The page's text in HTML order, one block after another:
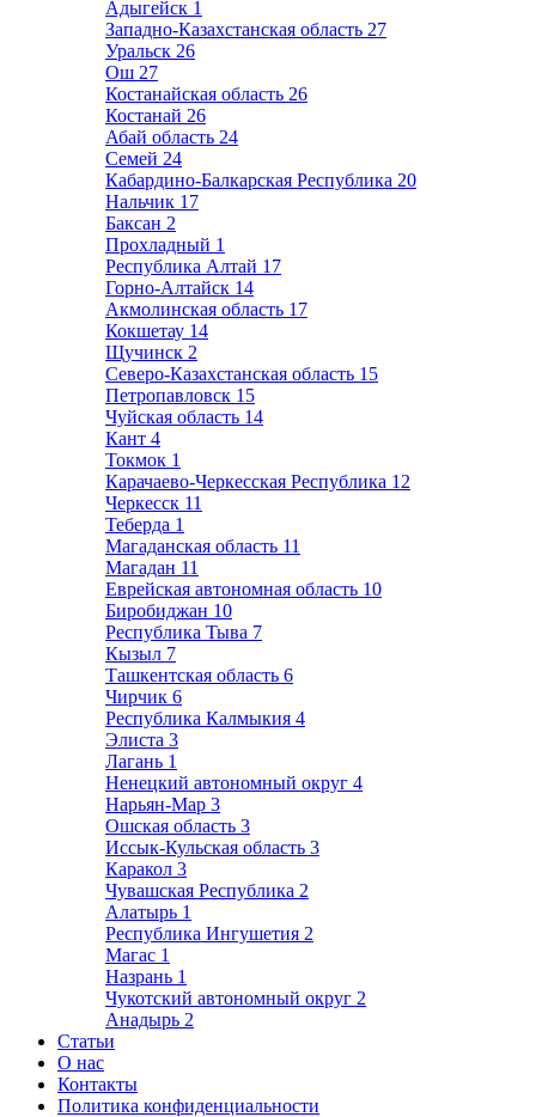
Адыгейск 1
Западно-Казахстанская область 27
Уральск 26
Ош 27
Костанайская область 26
Костанай 26
Абай область 24
Семей 24
Кабардино-Балкарская Республика 20
Нальчик 17
Баксан 2
Прохладный 1
Республика Алтай 17
Горно-Алтайск 14
Акмолинская область 17
Кокшетау 14
Щучинск 2
Северо-Казахстанская область 15
Петропавловск 15
Чуйская область 14
Кант 4
Токмок 1
Карачаево-Черкесская Республика 12
Черкесск 11
Теберда 1
Магаданская область 11
Магадан 11
Еврейская автономная область 10
Биробиджан 10
Республика Тыва 7
Кызыл 7
Ташкентская область 6
Чирчик 6
Республика Калмыкия 4
Элиста 3
Лагань 1
Ненецкий автономный округ 4
Нарьян-Мар 3
Ошская область 3
Иссык-Кульская область 3
Каракол 3
Чувашская Республика 2
Алатырь 1
Республика Ингушетия 2
Магас 1
Назрань 1
Чукотский автономный округ 2
Анадырь 2
Статьи
О нас
Контакты
Политика конфиденциальности